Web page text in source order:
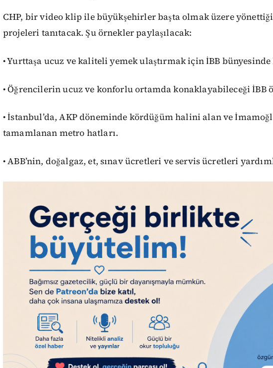
CHP, bir video klip ile büyükşehirler başta olmak üzere
projeleri tanıtacak. Şu örnekler paylaşılacak:
• Yurttaşa ucuz ve kaliteli yemek ulaştırmak için İBB
• Öğrencilerin ucuz ve konforlu ortamda konaklayabileceği İBB
• İstanbul’da, AKP döneminde kördüğüm halini alan ve
tamamlanan metro hatları.
• ABB’nin, doğalgaz, et, sınav ücretleri ve servis ücretleri